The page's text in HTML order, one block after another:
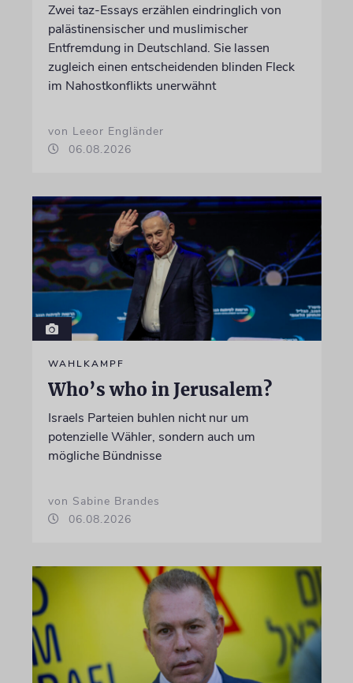
Zwei taz-Essays erzählen eindringlich von
palästinensischer und muslimischer
Entfremdung in Deutschland. Sie lassen
zugleich einen entscheidenden blinden Fleck
im Nahostkonflikts unerwähnt
von Leeor Engländer
06.08.2026
WAHLKAMPF
Who’s who in Jerusalem?
Israels Parteien buhlen nicht nur um
potenzielle Wähler, sondern auch um
mögliche Bündnisse
von Sabine Brandes
06.08.2026